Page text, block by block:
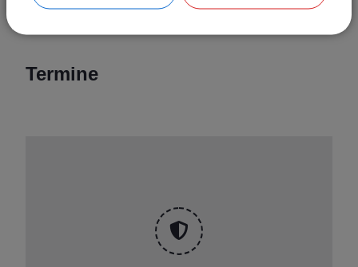
Termine